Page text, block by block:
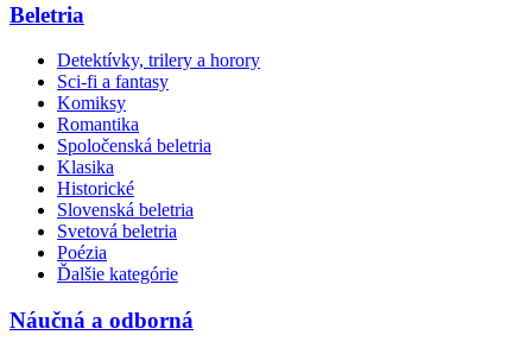
Beletria
Detektívky, trilery a horory
Sci-fi a fantasy
Komiksy
Romantika
Spoločenská beletria
Klasika
Historické
Slovenská beletria
Svetová beletria
Poézia
Ďalšie kategórie
Náučná a odborná